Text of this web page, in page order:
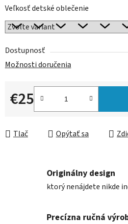
Veľkosť detské oblečenie
Dostupnosť
Možnosti doručenia
€25
Jednotková cena:
Tlač Opýtať sa
Originálny design
ktorý nenájdete nikde
Precízna ručná